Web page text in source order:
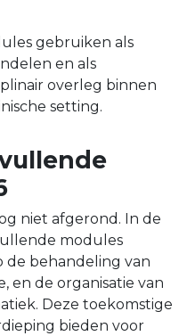
gebruiken als
en als
overleg binnen
setting.
niet afgerond. In de
modules
de behandeling van
en de organisatie van
Deze toekomstige
bieden voor